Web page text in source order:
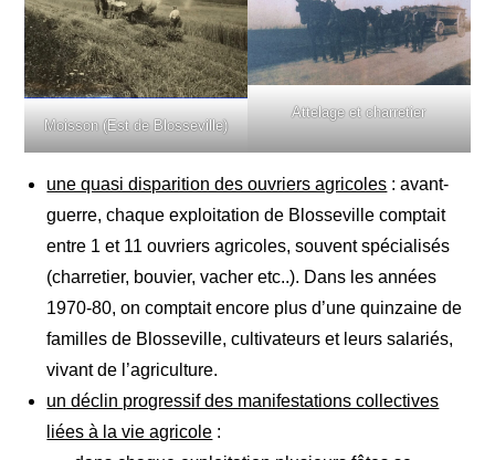
Moisson (Est de Blosseville)
Attelage et charretier
une quasi disparition des ouvriers agricoles : avant-
guerre, chaque exploitation de Blosseville comptait
entre 1 et 11 ouvriers agricoles, souvent spécialisés
(charretier, bouvier, vacher etc..). Dans les années
1970-80, on comptait encore plus d’une quinzaine de
familles de Blosseville, cultivateurs et leurs salariés,
vivant de l’agriculture.
un déclin progressif des manifestations collectives
liées à la vie agricole :